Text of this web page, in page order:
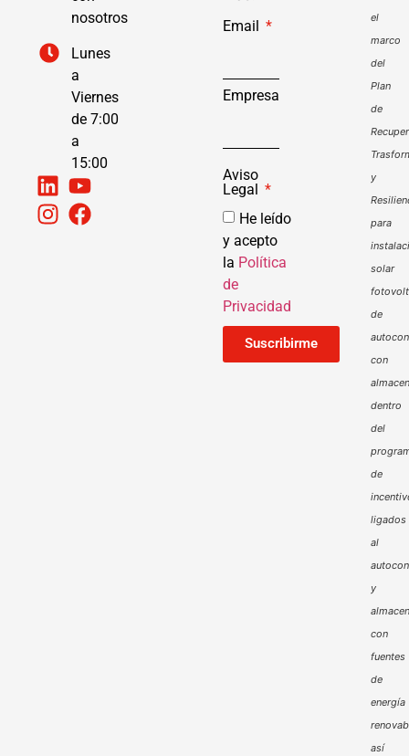
nosotros
Lunes
a
Viernes
de 7:00
a
15:00
Email
Empresa
Aviso
Legal
He leído
y acepto
la Política
de
Privacidad
Suscribirme
el
marco
del
Plan
de
y
para
solar
de
con
dentro
del
de
ligados
al
y
con
fuentes
de
energía
así